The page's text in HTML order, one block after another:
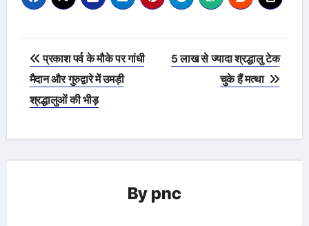
Post
navigation
प्रकाश पर्व के मौके पर गांधी
मैदान और गुरुद्वारे में उमड़ी
श्रद्धालुओं की भीड़
5 लाख से ज्यादा श्रद्धालु टेक
चुके हैं मत्था
By pnc